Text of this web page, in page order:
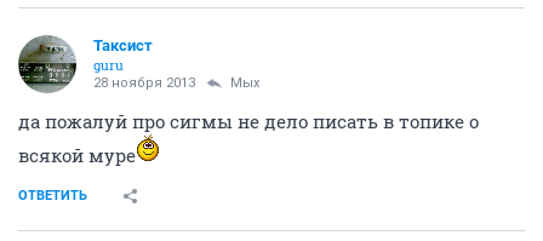
Таксист
guru
28 ноября 2013 Мых
да пожалуй про сигмы не дело писать в топике о
всякой муре
ОТВЕТИТЬ